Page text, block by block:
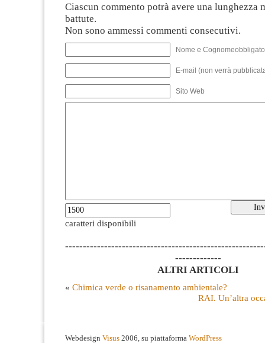
Ciascun commento potrà avere una lunghezza
battute.
Non sono ammessi commenti consecutivi.
Nome e
E-mail (non verrà
Sito Web
caratteri disponibili
-------------
ALTRI ARTICOLI
« Chimica verde o risanamento ambientale?
RAI. Un’altra
Webdesign Visus 2006, su piattaforma WordPress